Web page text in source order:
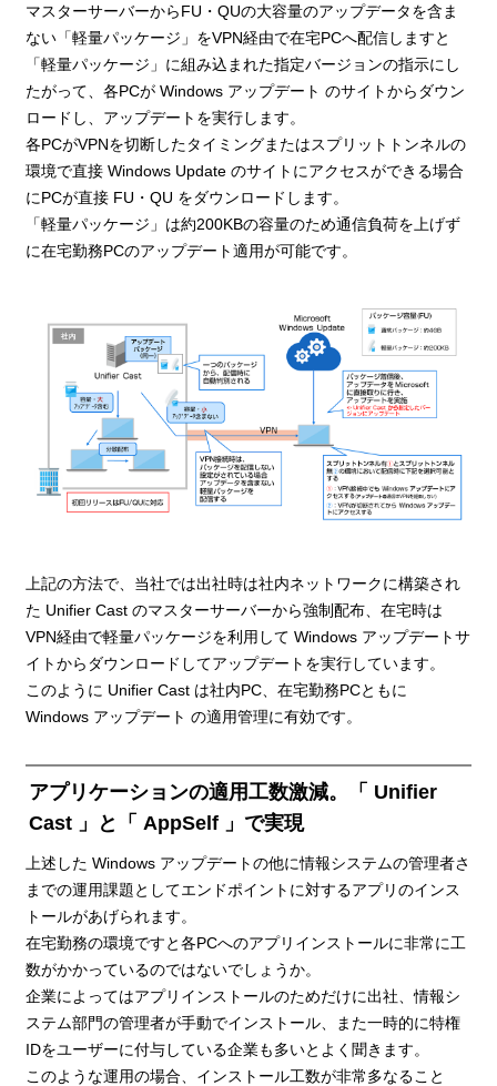
マスターサーバーからFU・QUの大容量のアップデータを含ま
ない「軽量パッケージ」をVPN経由で在宅PCへ配信しますと
「軽量パッケージ」に組み込まれた指定バージョンの指示にし
たがって、各PCが Windows アップデート のサイトからダウン
ロードし、アップデートを実行します。
各PCがVPNを切断したタイミングまたはスプリットトンネルの
環境で直接 Windows Update のサイトにアクセスができる場合
にPCが直接 FU・QU をダウンロードします。
「軽量パッケージ」は約200KBの容量のため通信負荷を上げず
に在宅勤務PCのアップデート適用が可能です。
上記の方法で、当社では出社時は社内ネットワークに構築され
た Unifier Cast のマスターサーバーから強制配布、在宅時は
VPN経由で軽量パッケージを利用して Windows アップデートサ
イトからダウンロードしてアップデートを実行しています。
このように Unifier Cast は社内PC、在宅勤務PCともに
Windows アップデート の適用管理に有効です。
アプリケーションの適用工数激減。「 Unifier
Cast 」と「 AppSelf 」で実現
上述した Windows アップデートの他に情報システムの管理者さ
までの運用課題としてエンドポイントに対するアプリのインス
トールがあげられます。
在宅勤務の環境ですと各PCへのアプリインストールに非常に工
数がかかっているのではないでしょうか。
企業によってはアプリインストールのためだけに出社、情報シ
ステム部門の管理者が手動でインストール、また一時的に特権
IDをユーザーに付与している企業も多いとよく聞きます。
このような運用の場合、インストール工数が非常多なること